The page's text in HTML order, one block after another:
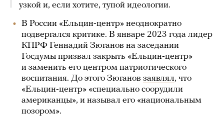
узкой и, если хотите, тупой идеологии.
В России «Ельцин-центр» неоднократно
подвергался критике. В январе 2023 года лидер
КПРФ Геннадий Зюганов на заседании
Госдумы призвал закрыть «Ельцин-центр»
и заменить его центром патриотического
воспитания. До этого Зюганов заявлял, что
«Ельцин-центр» «специально соорудили
американцы», и называл его «национальным
позором».